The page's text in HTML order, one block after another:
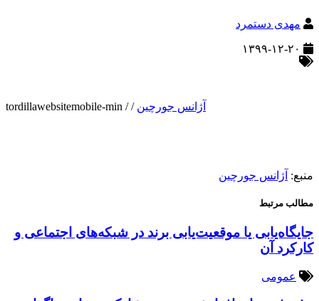
مهدی دستمرد
آژانس جورچین /
/
tordillawebsitemobile-min
منبع: آژانس جورچین
مطالب مرتبط
جایگاه‌یابی یا موقعیت‌یابی برند در شبکه‌های اجتماعی و
کارکرد آن
عمومی